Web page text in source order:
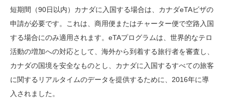
短期間（90日以内）カナダに入国する場合は、カナダeTAビザの
申請が必要です。これは、商用便またはチャーター便で空路入国
する場合にのみ適用されます。eTAプログラムは、世界的なテロ
活動の増加への対応として、海外から到着する旅行者を審査し、
カナダの国境を安全なものとし、カナダに入国するすべての旅客
に関するリアルタイムのデータを提供するために、2016年に導
入されました。